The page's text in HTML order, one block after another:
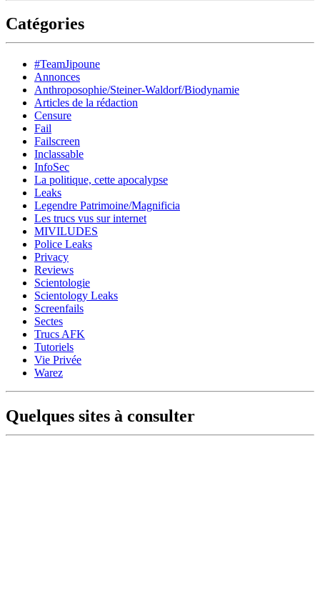
Catégories
#TeamJipoune
Annonces
Anthroposophie/Steiner-Waldorf/Biodynamie
Articles de la rédaction
Censure
Fail
Failscreen
Inclassable
InfoSec
La politique, cette apocalypse
Leaks
Legendre Patrimoine/Magnificia
Les trucs vus sur internet
MIVILUDES
Police Leaks
Privacy
Reviews
Scientologie
Scientology Leaks
Screenfails
Sectes
Trucs AFK
Tutoriels
Vie Privée
Warez
Quelques sites à consulter